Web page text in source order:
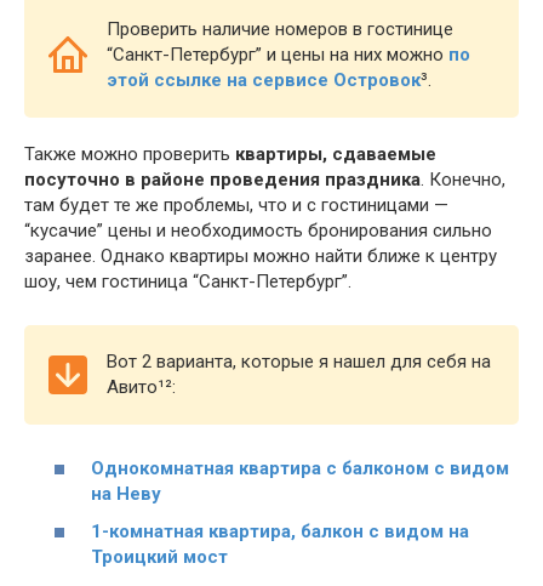
Проверить наличие номеров в гостинице
“Санкт-Петербург” и цены на них можно по
этой ссылке на сервисе Островок³.
Также можно проверить квартиры, сдаваемые
посуточно в районе проведения праздника. Конечно,
там будет те же проблемы, что и с гостиницами —
“кусачие” цены и необходимость бронирования сильно
заранее. Однако квартиры можно найти ближе к центру
шоу, чем гостиница “Санкт-Петербург”.
Вот 2 варианта, которые я нашел для себя на
Авито¹²:
Однокомнатная квартира с балконом с видом
на Неву
1-комнатная квартира, балкон с видом на
Троицкий мост